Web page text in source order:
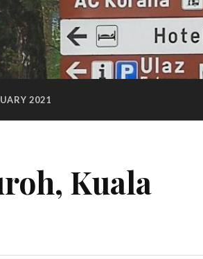
2021
Kuala